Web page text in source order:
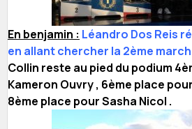
En benjamin : Léandro Dos Reis
en allant chercher la 2ème
Collin reste au pied du podium
Kameron Ouvry , 6ème place
8ème place pour Sasha Nicol .